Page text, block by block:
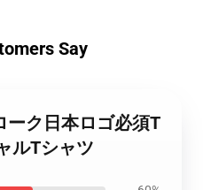
Say
ーク日本ロゴ必須T
ルTシャツ